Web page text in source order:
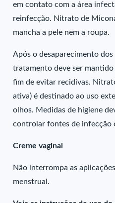
em contato com a área
reinfecção. Nitrato de
mancha a pele nem a roupa.
Após o desaparecimento
tratamento deve ser mantido
fim de evitar recidivas.
ativa) é destinado ao uso
olhos. Medidas de higiene
controlar fontes de infecção
Creme vaginal
Não interrompa as
menstrual.